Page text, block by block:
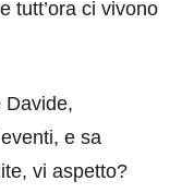
tutt’ora ci vivono
Davide,
e sa
vi aspetto?